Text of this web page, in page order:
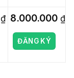
₫ 8.000.000 ₫
ĐĂNG KÝ